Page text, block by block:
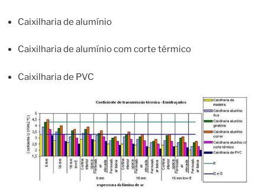
Caixilharia de alumínio
Caixilharia de alumínio com corte térmico
Caixilharia de PVC